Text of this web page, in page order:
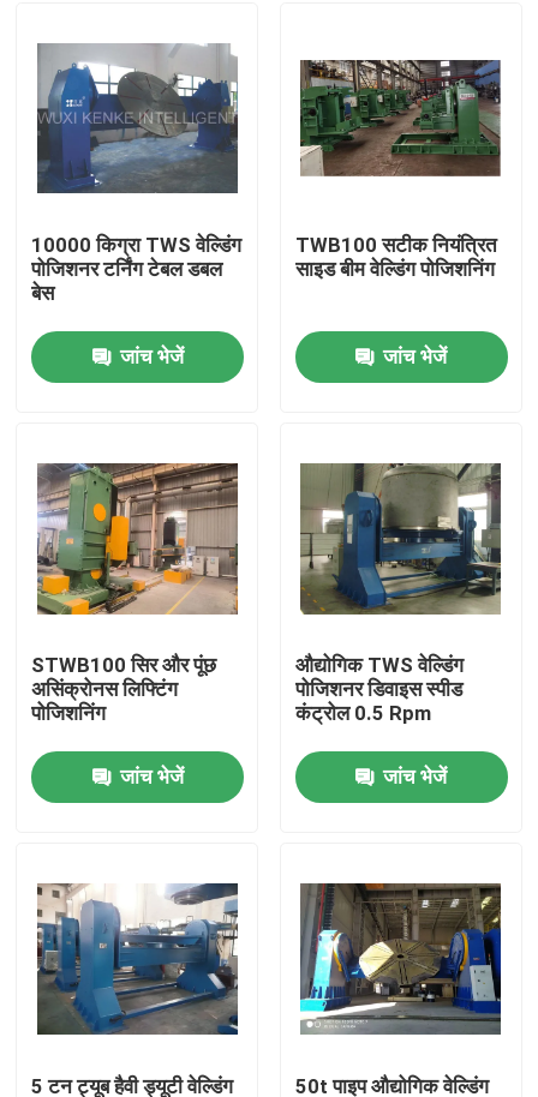
उत्पादों
हमारे बारे में
गुणवत्ता नियंत्रण
संपर्क करें
मामलों
स्व संरेखित वेल्डिंग रोटेटर
पाइप वेल्डिंग रोटेटर
10000 किग्रा TWS वेल्डिंग
पोजिशनर टर्निंग टेबल डबल
बेस
जांच भेजें
TWB100 सटीक नियंत्रित
साइड बीम वेल्डिंग पोजिशनिंग
जांच भेजें
STWB100 सिर और पूंछ
असिंक्रोनस लिफ्टिंग
पोजिशनिंग
जांच भेजें
औद्योगिक TWS वेल्डिंग
पोजिशनर डिवाइस स्पीड
कंट्रोल 0.5 Rpm
जांच भेजें
5 टन ट्यूब हैवी ड्यूटी वेल्डिंग 50t पाइप औद्योगिक वेल्डिंग